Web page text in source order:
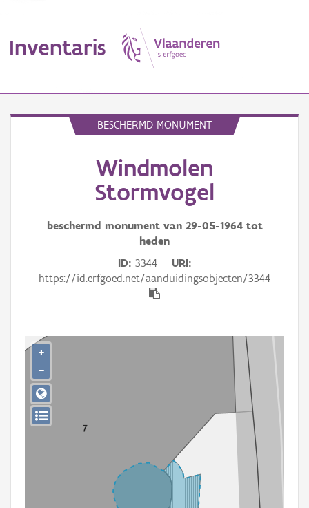
Inventaris
Waarneming
Gebeurtenis
Downloads
Hergebruik
Aanmelden
BESCHERMD MONUMENT
Windmolen
Stormvogel
beschermd monument van 29-05-1964tot
heden
ID 3344
URI
https://id.erfgoed.net/aanduidingsobjecten/3344
+
−